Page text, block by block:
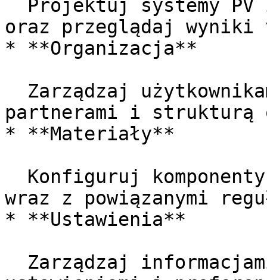
oraz przeglądaj wyniki
* **Organizacja**
partnerami i strukturą
* **Materiały**
wraz z powiązanymi
* **Ustawienia**